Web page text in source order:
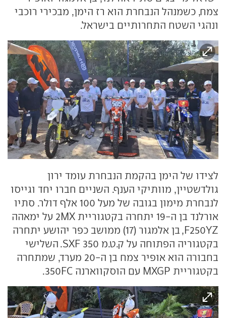
צמח, כשמנהל הנבחרת הוא רז הימן, מבכירי רוכבי
ונהגי השטח התחרותיים בישראל.
לצידו של הימן בהקמת הנבחרת עומד ירון
גולדשטיין, מוותיקי הענף. השניים חברו יחד וגייסו
לנבחרת מימון בגובה של מעל 100 אלף דולר. סתיו
אורלנד בן ה-19 יתחרה בקטגוריית 2MX על ימאהה
F250YZ, בן אלמגור (17) ממושב כפר יהושע יתחרה
בקטגוריה הפתוחה על ק.ט.מ 350 SXF. השלישי
בחבורה הוא אופיר צמח בן ה-20 מערד, שמתחרה
בקטגוריית MXGP עם הוסקווארנה 350FC.